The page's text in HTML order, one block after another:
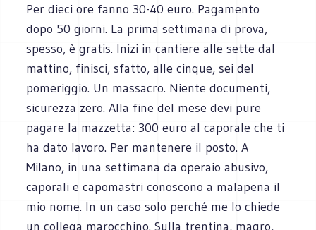
Per dieci ore fanno 30-40 euro. Pagamento
dopo 50 giorni. La prima settimana di prova,
spesso, è gratis. Inizi in cantiere alle sette dal
mattino, finisci, sfatto, alle cinque, sei del
pomeriggio. Un massacro. Niente documenti,
sicurezza zero. Alla fine del mese devi pure
pagare la mazzetta: 300 euro al caporale che ti
ha dato lavoro. Per mantenere il posto. A
Milano, in una settimana da operaio abusivo,
caporali e capomastri conoscono a malapena il
mio nome. In un caso solo perché me lo chiede
un collega marocchino. Sulla trentina, magro,